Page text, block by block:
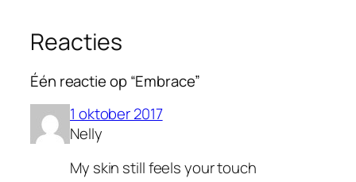
Reacties
Één reactie op “Embrace”
1 oktober 2017
Nelly
My skin still feels your touch